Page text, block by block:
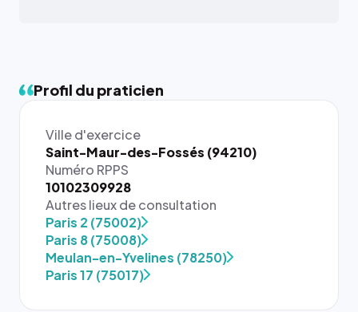
Profil du praticien
Ville d'exercice
Saint-Maur-des-Fossés (94210)
Numéro RPPS
10102309928
Autres lieux de consultation
Paris 2 (75002)
Paris 8 (75008)
Meulan-en-Yvelines (78250)
Paris 17 (75017)
{# 40×40
: la taille
rendue par
`.profile-